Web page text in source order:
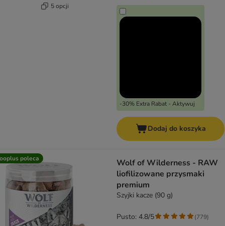
5 opcji
-30% Extra Rabat - Aktywuj
Dodaj do koszyka
poleca
Wolf of Wilderness - RAW
liofilizowane przysmaki
premium
Szyjki kacze (90 g)
Pusto: 4.8/5 (779)